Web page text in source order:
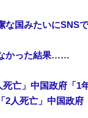
国みたいにSNSで
なかった結果……